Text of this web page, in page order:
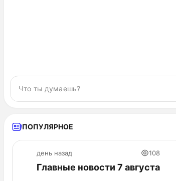
ПОПУЛЯРНОЕ
день назад 108
Главные новости 7 августа